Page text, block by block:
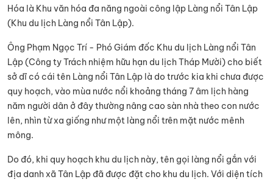
Hóa là Khu văn hóa đa năng ngoài công lập Làng nổi Tân Lập
(Khu du lịch Làng nổi Tân Lập).
Ông Phạm Ngọc Trí - Phó Giám đốc Khu du lịch Làng nổi Tân
Lập (Công ty Trách nhiệm hữu hạn du lịch Tháp Mười) cho biết
sở dĩ có cái tên Làng nổi Tân Lập là do trước kia khi chưa được
quy hoạch, vào mùa nước nổi khoảng tháng 7 âm lịch hàng
năm người dân ở đây thường nâng cao sàn nhà theo con nước
lên, nhìn từ xa giống như một làng nổi trên mặt nước mênh
mông.
Do đó, khi quy hoạch khu du lịch này, tên gọi làng nổi gắn với
địa danh xã Tân Lập đã được đặt cho khu du lịch. Với diện tích